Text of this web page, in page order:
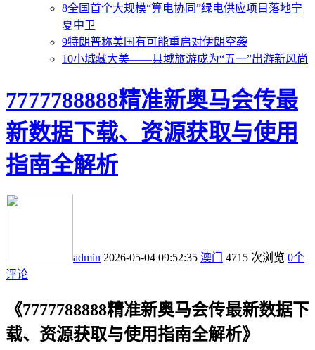
8全国首个大规模“算电协同”绿电供应项目落地宁
夏中卫
9特朗普称美国有可能重启对伊朗空袭
10小城藏大美——县域旅游成为“五一”出游新风尚
7777788888精准新奥马会传最
新数据下载、资源获取与使用
指南全解析
admin 2026-05-04 09:52:35 澳门 4715 次浏览 0个
评论
《7777788888精准新奥马会传最新数据下
载、资源获取与使用指南全解析》